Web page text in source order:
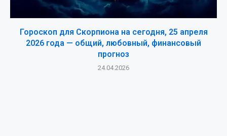
Гороскоп для Скорпиона на сегодня, 25 апреля
2026 года — общий, любовный, финансовый
прогноз
24.04.2026